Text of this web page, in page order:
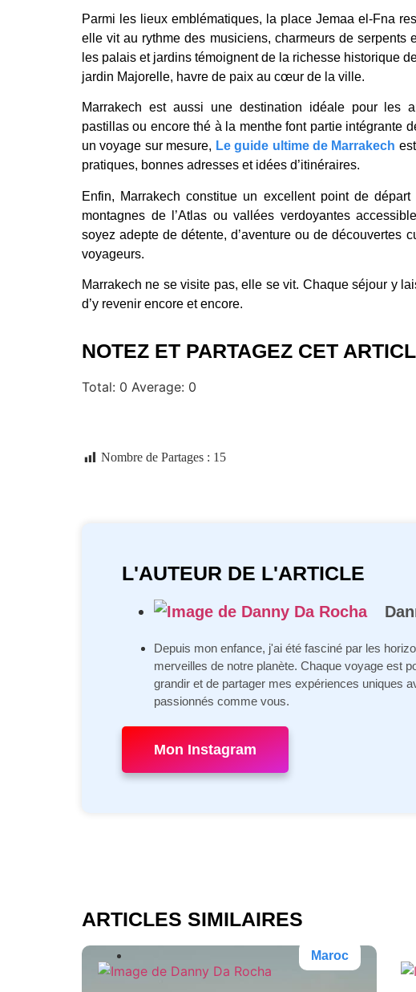
Parmi les lieux emblématiques, la place Jemaa el-Fna
elle vit au rythme des musiciens, charmeurs de serpents
les palais et jardins témoignent de la richesse historique
jardin Majorelle, havre de paix au cœur de la ville.
Marrakech est aussi une destination idéale pour les
pastillas ou encore thé à la menthe font partie intégrante
un voyage sur mesure, Le guide ultime de Marrakech
pratiques, bonnes adresses et idées d’itinéraires.
Enfin, Marrakech constitue un excellent point de
montagnes de l’Atlas ou vallées verdoyantes
soyez adepte de détente, d’aventure ou de découvertes
voyageurs.
Marrakech ne se visite pas, elle se vit. Chaque séjour y
d’y revenir encore et encore.
NOTEZ ET PARTAGEZ CET
Total: 0 Average: 0
Nombre de Partages : 15
L'AUTEUR DE L'ARTICLE
Depuis mon enfance, j'ai été fasciné par les
merveilles de notre planète. Chaque voyage est
grandir et de partager mes expériences uniques
passionnés comme vous.
Mon Instagram
ARTICLES SIMILAIRES
Maroc